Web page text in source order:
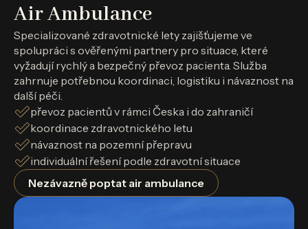
Air Ambulance
Specializované zdravotnické lety zajišťujeme ve
spolupráci s ověřenými partnery pro situace, které
vyžadují rychlý a bezpečný převoz pacienta. Služba
zahrnuje potřebnou koordinaci, logistiku i návaznost na
další péči.
převoz pacientů v rámci Česka i do zahraničí
koordinace zdravotnického letu
návaznost na pozemní přepravu
individuální řešení podle zdravotní situace
Nezávazně poptat air ambulance